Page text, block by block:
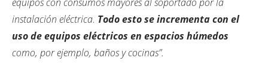
instalación eléctrica. Todo esto se incrementa con el
uso de equipos eléctricos en espacios húmedos
como, por ejemplo, baños y cocinas”.